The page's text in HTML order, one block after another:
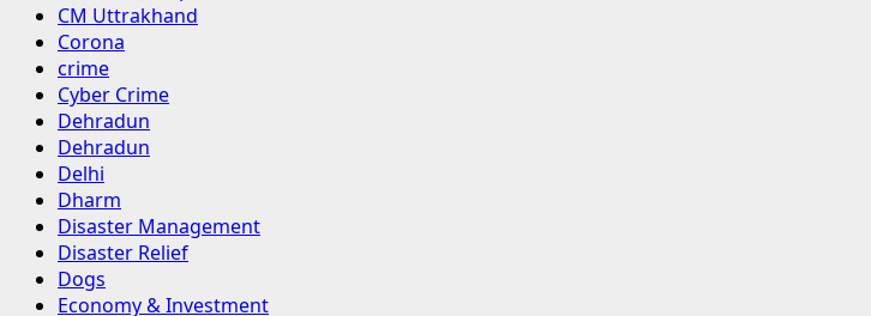
CM Uttrakhand
Corona
crime
Cyber Crime
Dehradun
Dehradun
Delhi
Dharm
Disaster Management
Disaster Relief
Dogs
Economy & Investment